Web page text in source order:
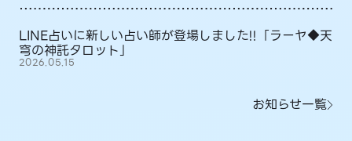
LINE占いに新しい占い師が登場しました!!「ラーヤ◆天
穹の神託タロット」
2026.05.15
お知らせ一覧